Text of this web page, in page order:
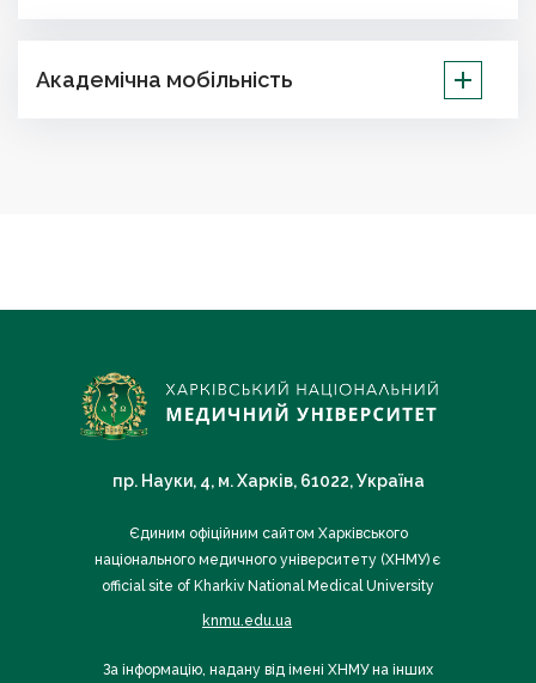
Академічна мобільність
пр. Науки, 4, м. Харків, 61022, Україна
Єдиним офіційним сайтом Харківського
національного медичного університету (ХНМУ) є
official site of Kharkiv National Medical University
knmu.edu.ua
За інформацію, надану від імені ХНМУ на інших